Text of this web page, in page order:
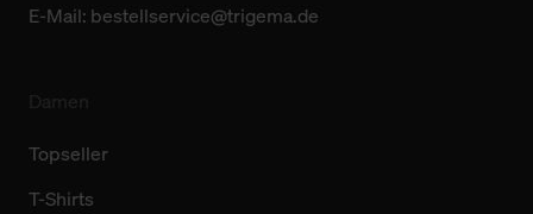
E-Mail: bestellservice@trigema.de
Topseller
T-Shirts